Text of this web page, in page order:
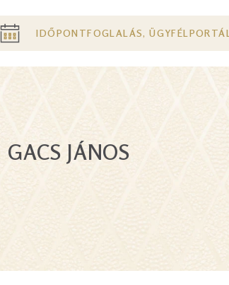
IDŐPONTFOGLALÁS, ÜGYFÉLPORTÁL
JÁNOS